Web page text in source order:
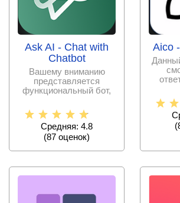
Ask AI - Chat with
Chatbot
Вашему вниманию
представляется
функциональный бот,
любой
Средняя: 4.8
(87 оценок)
Aico
(